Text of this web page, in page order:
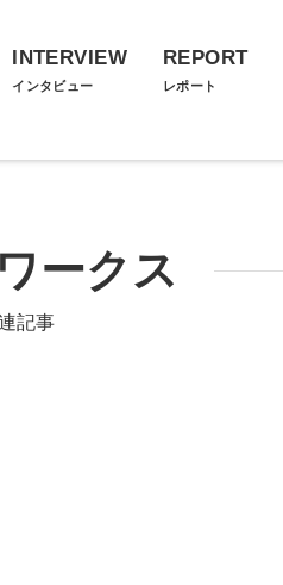
INTERVIEW
インタビュー
REPORT
レポート
ークス
記事